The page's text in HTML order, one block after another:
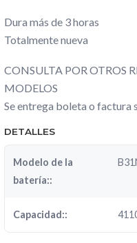
Dura más de 3 horas
Totalmente nueva
CONSULTA POR OTROS
MODELOS
Se entrega boleta o factura
DETALLES
Modelo de la
batería::
Capacidad::